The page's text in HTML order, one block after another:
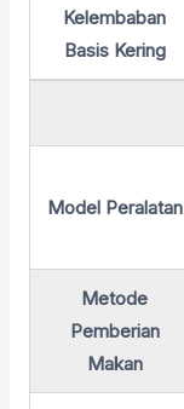
Kelembaban
Basis Kering
Model Peralatan
Metode
Pemberian
Makan